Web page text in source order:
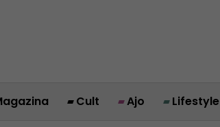
Cult Ajo Lifestyle